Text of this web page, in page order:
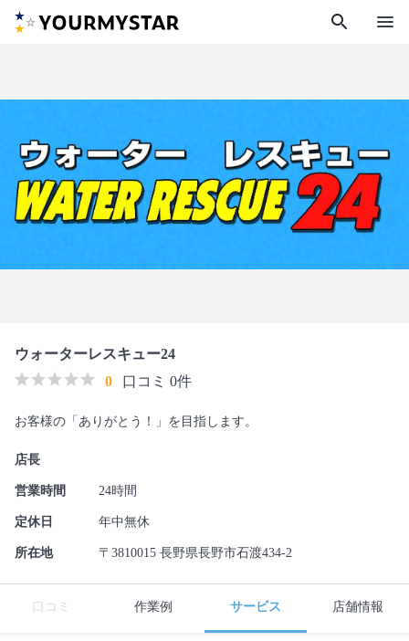
search menu
ウォーターレスキュー24
0
口コミ 0件
お客様の「ありがとう！」を目指します。
店長
営業時間 24時間
定休日 年中無休
所在地 〒3810015 長野県長野市石渡434-2
口コミ 作業例 サービス 店舗情報